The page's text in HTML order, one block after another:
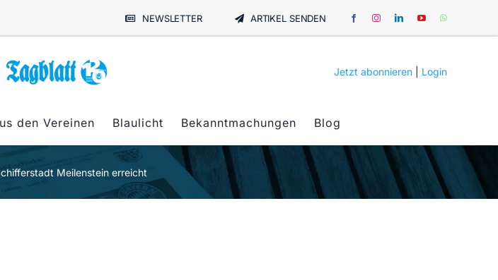
NEWSLETTER ARTIKEL SENDEN
Jetzt abonnieren Login
den Vereinen Blaulicht Bekanntmachungen Blog
Meilenstein erreicht